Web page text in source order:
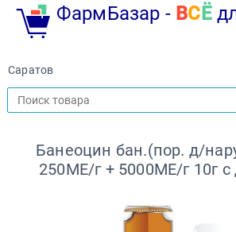
ФармБазар - ВС Ё
Саратов
Банеоцин бан.(пор. д/
250МЕ/г + 5000МЕ/г 10г с